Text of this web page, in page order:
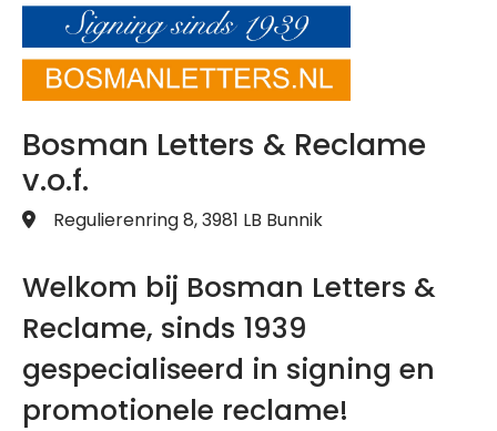
Bosman Letters & Reclame
v.o.f.
Regulierenring 8, 3981 LB Bunnik
Welkom bij Bosman Letters &
Reclame, sinds 1939
gespecialiseerd in signing en
promotionele reclame!